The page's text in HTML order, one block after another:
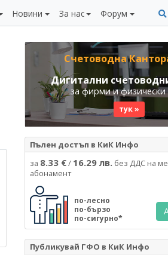
Новини За нас Форум
Счетоводна
Дигитални
за фирми и физически
тук »
Пълен достъп в КиК Инфо
за 8.33 €/ 16.29 лв. без ДДС на
абонамент
по-лесно
по-бързо
по-сигурно*
Публикувай ГФО в КиК Инфо